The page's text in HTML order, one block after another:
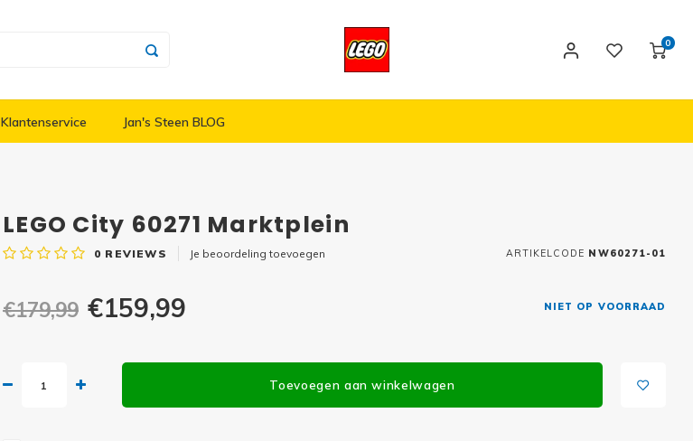
0
Klantenservice Jan's Steen BLOG
LEGO City 60271 Marktplein
0 REVIEWS Je beoordeling toevoegen ARTIKELCODE NW60271-01
€179,99 €159,99 NIET OP VOORRAAD
Toevoegen aan winkelwagen